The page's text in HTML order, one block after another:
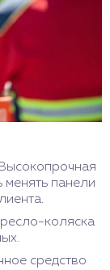
менять панели
коляска
средство